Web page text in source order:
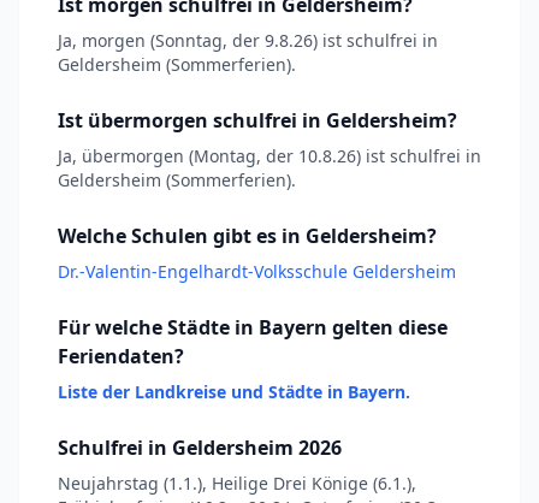
Ja, morgen (Sonntag, der 9.8.26) ist schulfrei in
Geldersheim (Sommerferien).
Ist übermorgen schulfrei in Geldersheim?
Ja, übermorgen (Montag, der 10.8.26) ist schulfrei in
Geldersheim (Sommerferien).
Welche Schulen gibt es in Geldersheim?
Dr.-Valentin-Engelhardt-Volksschule Geldersheim
Für welche Städte in Bayern gelten diese
Feriendaten?
Liste der Landkreise und Städte in Bayern.
Schulfrei in Geldersheim 2026
Neujahrstag (1.1.), Heilige Drei Könige (6.1.),